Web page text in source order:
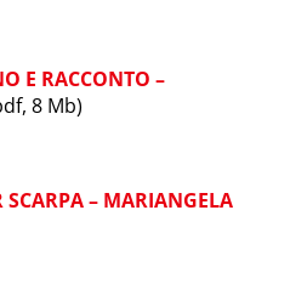
E RACCONTO –
8 Mb)
– MARIANGELA